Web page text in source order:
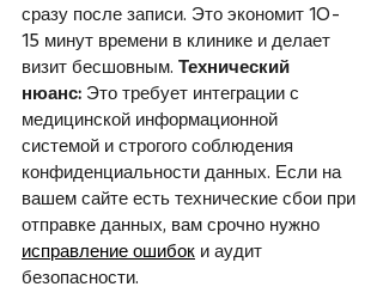
сразу после записи. Это экономит 10-
15 минут времени в клинике и делает
визит бесшовным. Технический
нюанс: Это требует интеграции с
медицинской информационной
системой и строгого соблюдения
конфиденциальности данных. Если на
вашем сайте есть технические сбои при
отправке данных, вам срочно нужно
исправление ошибок и аудит
безопасности.